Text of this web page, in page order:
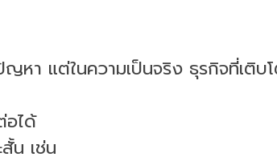
หา แต่ในความเป็นจริง ธุรกิจที่เติบ
อได้
น เช่น